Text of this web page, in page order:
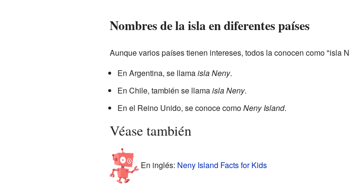
Nombres de la isla en diferentes países
Aunque varios países tienen intereses, todos la conocen como "isla
En Argentina, se llamaisla Neny.
En Chile, también se llamaisla Neny.
En el Reino Unido, se conoce comoNeny Island.
Véase también
En inglés: Neny Island Facts for Kids